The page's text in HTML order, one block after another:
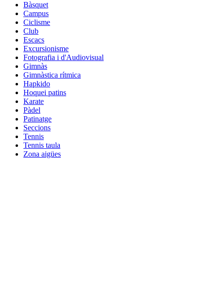
Bàsquet
Campus
Ciclisme
Club
Escacs
Excursionisme
Fotografia i d'Audiovisual
Gimnàs
Gimnàstica rítmica
Hapkido
Hoquei patins
Karate
Pàdel
Patinatge
Seccions
Tennis
Tennis taula
Zona aigües